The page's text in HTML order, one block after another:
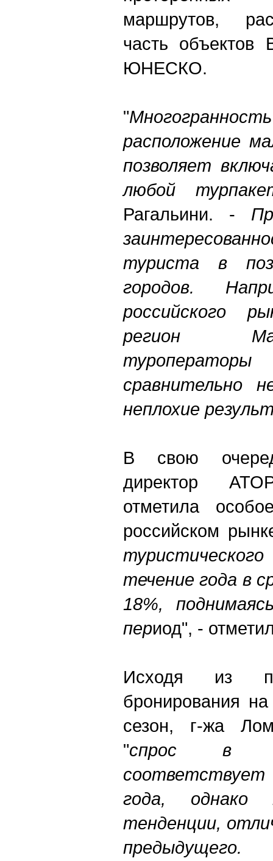
маршрутов,
часть объектов
ЮНЕСКО.
"
расположение
позволяет
любой
Рагальини. -
туриста в
городов.
российского
регион
сравнительно
неплохие
В свою
директор
отметила
российском
течение года в
18%,
период", -
Исходя из
бронирования
сезон, г-жа
"спрос в
года, однако
тенденции,
предыдущего.